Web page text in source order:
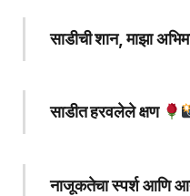
साडीची शान, माझा
साडीत हरवलेले क्षण
नाजूकतेचा स्पर्श आणि